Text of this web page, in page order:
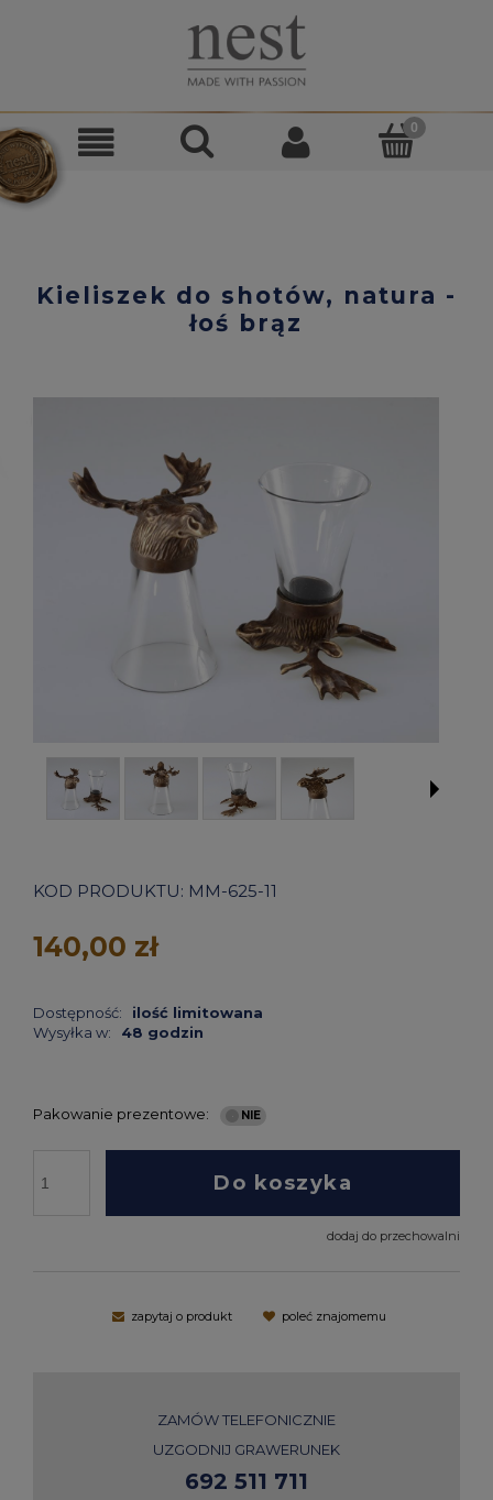
Kieliszek do shotów, natura -
łoś brąz
KOD PRODUKTU: MM-625-11
Dostępność:
ilość limitowana
Wysyłka w:
48 godzin
140,00 zł
Pakowanie prezentowe:
Do koszyka
dodaj do przechowalni
zapytaj o produkt poleć znajomemu
ZAMÓW TELEFONICZNIE
UZGODNIJ GRAWERUNEK
692 511 711